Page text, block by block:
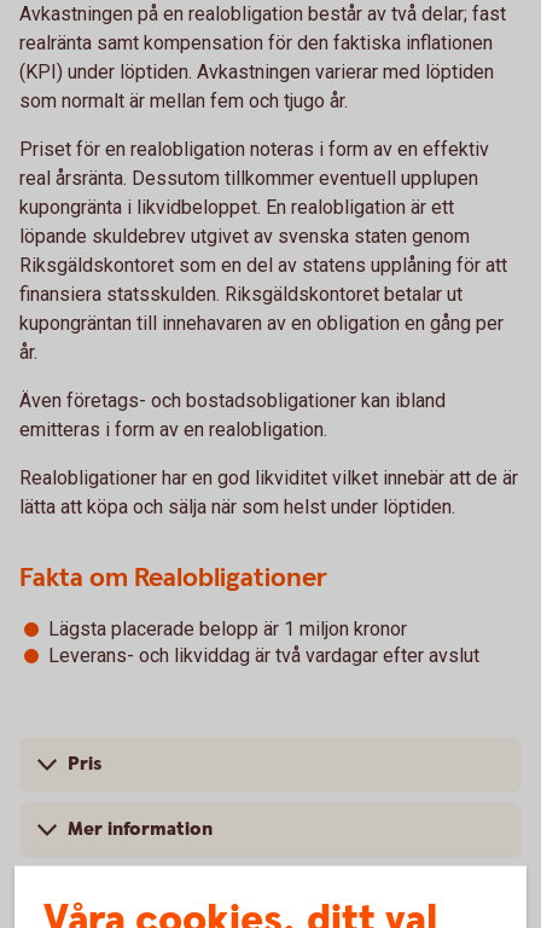
Avkastningen på en realobligation består av två delar; fast
realränta samt kompensation för den faktiska inflationen
(KPI) under löptiden. Avkastningen varierar med löptiden
som normalt är mellan fem och tjugo år.
Priset för en realobligation noteras i form av en effektiv
real årsränta. Dessutom tillkommer eventuell upplupen
kupongränta i likvidbeloppet. En realobligation är ett
löpande skuldebrev utgivet av svenska staten genom
Riksgäldskontoret som en del av statens upplåning för att
finansiera statsskulden. Riksgäldskontoret betalar ut
kupongräntan till innehavaren av en obligation en gång per
år.
Även företags- och bostadsobligationer kan ibland
emitteras i form av en realobligation.
Realobligationer har en god likviditet vilket innebär att de är
lätta att köpa och sälja när som helst under löptiden.
Fakta om Realobligationer
Lägsta placerade belopp är 1 miljon kronor
Leverans- och likviddag är två vardagar efter avslut
Pris
Mer information